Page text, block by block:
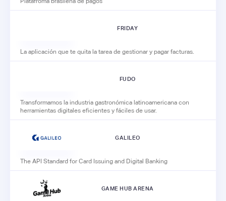
FRIDAY
La aplicación que te quita la tarea de gestionar y pagar facturas.
FUDO
Transformamos la industria gastronómica latinoamericana con
herramientas digitales eficientes y fáciles de usar.
GALILEO
The API Standard for Card Issuing and Digital Banking
GAME HUB ARENA